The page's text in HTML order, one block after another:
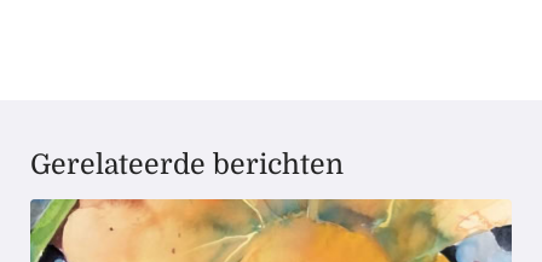
Gerelateerde berichten